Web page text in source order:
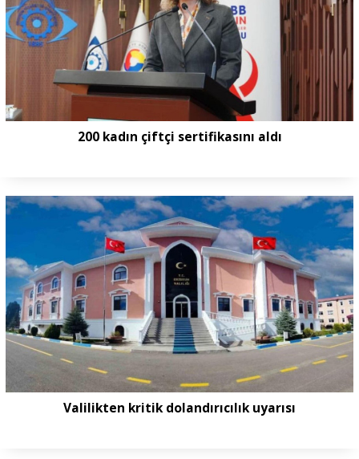
200 kadın çiftçi sertifikasını aldı
Valilikten kritik dolandırıcılık uyarısı